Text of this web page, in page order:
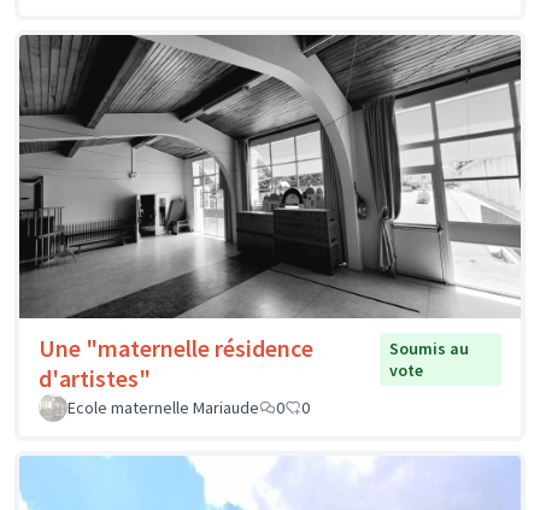
Une "maternelle résidence
d'artistes"
Soumis au
vote
Ecole maternelle Mariaude
0 0